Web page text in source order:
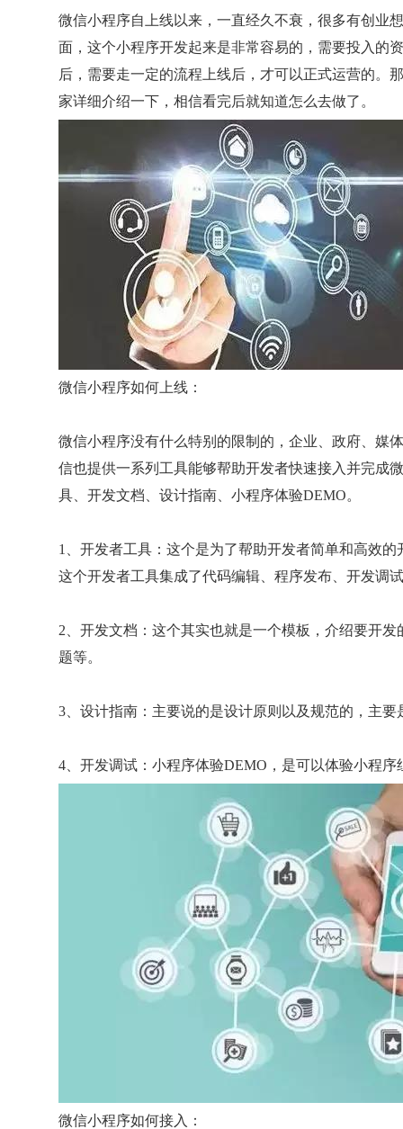
微信小程序自上线以来，一直经久不衰，很多有创业
面，这个小程序开发起来是非常容易的，需要投入的
后，需要走一定的流程上线后，才可以正式运营的。
家详细介绍一下，相信看完后就知道怎么去做了。
微信小程序如何上线：
微信小程序没有什么特别的限制的，企业、政府、媒
信也提供一系列工具能够帮助开发者快速接入并完成
具、开发文档、设计指南、小程序体验DEMO。
1、开发者工具：这个是为了帮助开发者简单和高效
这个开发者工具集成了代码编辑、程序发布、开发调
2、开发文档：这个其实也就是一个模板，介绍要开
题等。
3、设计指南：主要说的是设计原则以及规范的，主
4、开发调试：小程序体验DEMO，是可以体验小程序
微信小程序如何接入：